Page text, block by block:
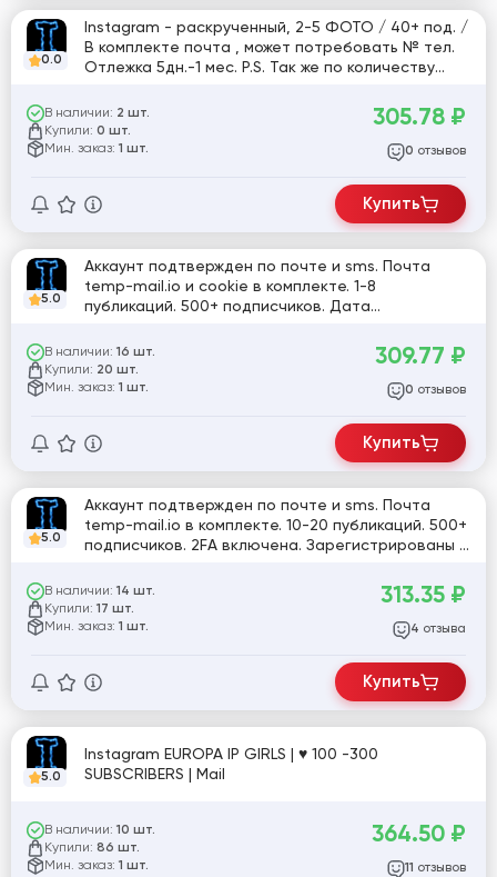
0.0
Instagram - раскрученный, 2-5 ФОТО / 40+ под. /
В комплекте почта , может потребовать № тел.
Отлежка 5дн.-1 мес. P.S. Так же по количеству
.
В наличии: 2 шт.
Купили: 0 шт.
Мин. заказ: 1 шт.
305.78 ₽
0 отзывов
Купить
5.0
Аккаунт подтвержден по почте и sms. Почта
temp-mail.io и cookie в комплекте. 1-8
публикаций. 500+ подписчиков. Дата
Зарегистрированы с MIX ip.
В наличии: 16 шт.
Купили: 20 шт.
Мин. заказ: 1 шт.
309.77 ₽
0 отзывов
Купить
5.0
Аккаунт подтвержден по почте и sms. Почта
temp-mail.io в комплекте. 10-20 публикаций. 500+
подписчиков. 2FA включена. Зарегистрированы с
В наличии: 14 шт.
Купили: 17 шт.
Мин. заказ: 1 шт.
313.35 ₽
4 отзыва
Купить
5.0
Instagram EUROPA IP GIRLS | ♥️ 100 -300
SUBSCRIBERS | Mail
В наличии: 10 шт.
Купили: 86 шт.
Мин. заказ: 1 шт.
364.50 ₽
11 отзывов